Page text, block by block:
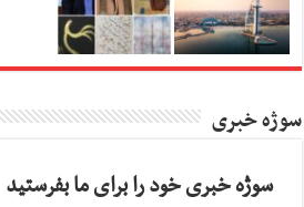
سوژه خبری
سوژه خبری خود را برای ما بفرستید